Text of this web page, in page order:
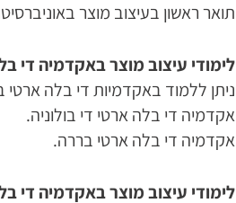
תואר ראשון בעיצוב מוצר
לימודי עיצוב מוצר באקדמיה די
ניתן ללמוד באקדמיות די בלה ארטי
אקדמיה די בלה ארטי די בולוניה.
אקדמיה די בלה ארטי בררה.
לימודי עיצוב מוצר באקדמיה די